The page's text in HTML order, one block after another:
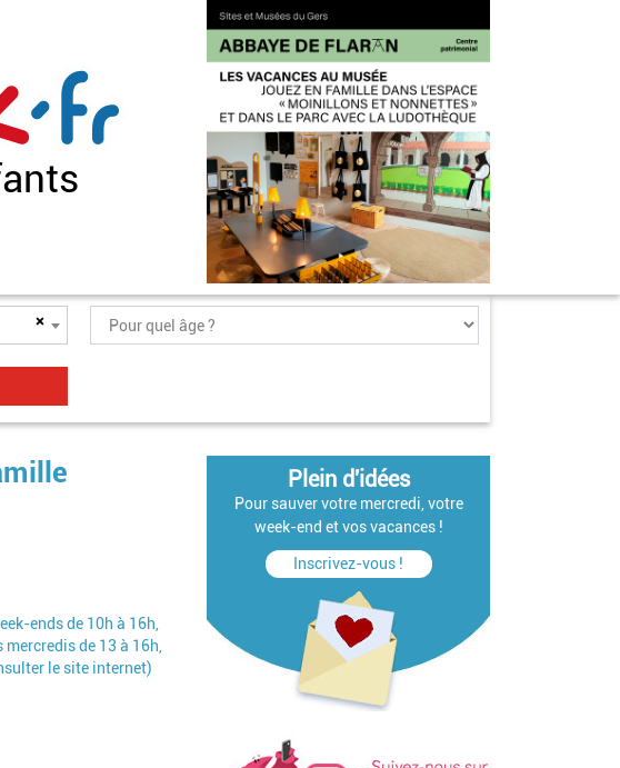
×
ends de 10h à 16h,
de 13 à 16h,
le site internet)
Plein d'idées
Pour sauver votre mercredi, votre
week-end et vos vacances !
Inscrivez-vous !